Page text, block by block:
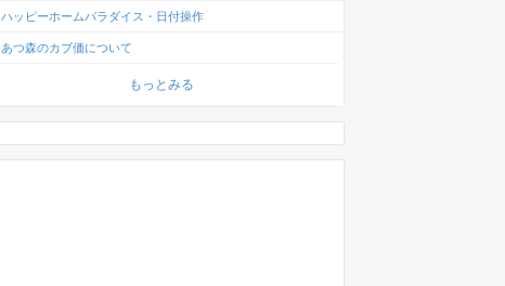
ハッピーホームパラダイス・日付操作
あつ森のカブ価について
もっとみる